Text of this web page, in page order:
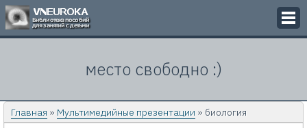
Кроссворды
Презентации
место свободно :)
Главная » Мультимедийные презентации » биология